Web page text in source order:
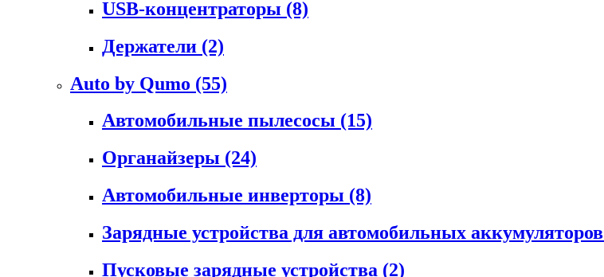
USB-концентраторы (8)
Держатели (2)
Auto by Qumo (55)
Автомобильные пылесосы (15)
Органайзеры (24)
Автомобильные инверторы (8)
Зарядные устройства для автомобильных аккумуляторов
Пусковые зарядные устройства (2)